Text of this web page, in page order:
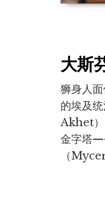
大斯
狮身人
的埃及
Akhet）
金字塔
（